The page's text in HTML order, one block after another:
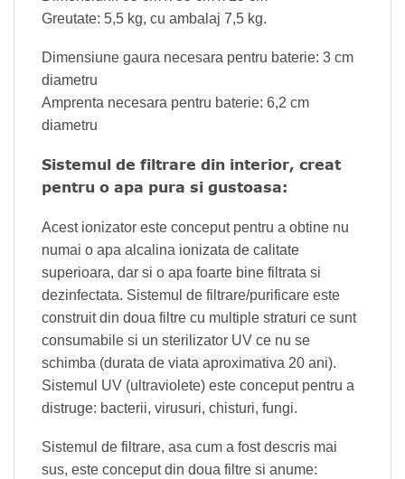
Greutate: 5,5 kg, cu ambalaj 7,5 kg.
Dimensiune gaura necesara pentru baterie: 3 cm
diametru
Amprenta necesara pentru baterie: 6,2 cm
diametru
Sistemul de filtrare din interior, creat
pentru o apa pura si gustoasa:
Acest ionizator este conceput pentru a obtine nu
numai o apa alcalina ionizata de calitate
superioara, dar si o apa foarte bine filtrata si
dezinfectata. Sistemul de filtrare/purificare este
construit din doua filtre cu multiple straturi ce sunt
consumabile si un sterilizator UV ce nu se
schimba (durata de viata aproximativa 20 ani).
Sistemul UV (ultraviolete) este conceput pentru a
distruge: bacterii, virusuri, chisturi, fungi.
Sistemul de filtrare, asa cum a fost descris mai
sus, este conceput din doua filtre si anume: